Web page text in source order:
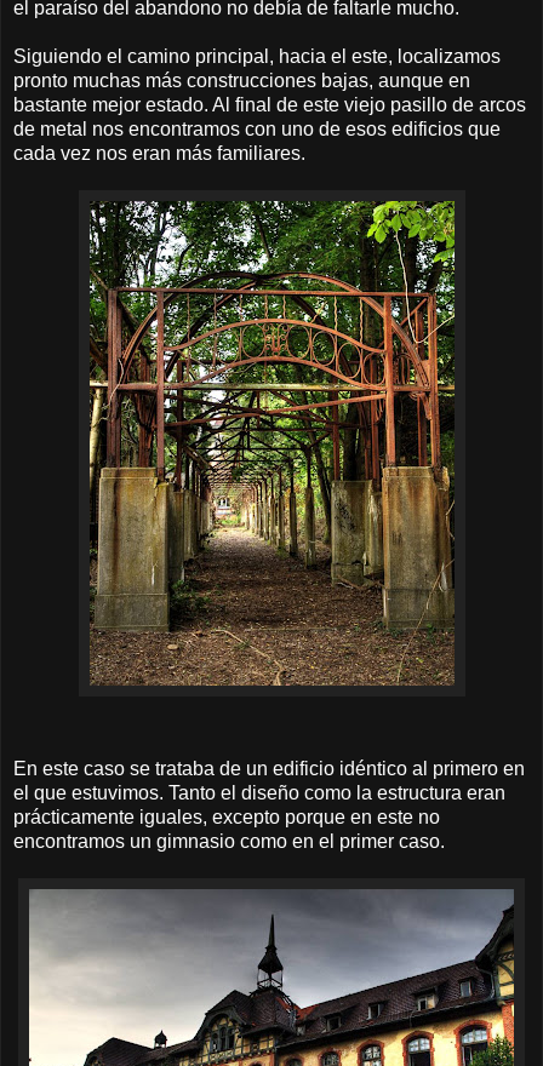
el paraíso del abandono no debía de faltarle mucho.
Siguiendo el camino principal, hacia el este, localizamos
pronto muchas más construcciones bajas, aunque en
bastante mejor estado. Al final de este viejo pasillo de arcos
de metal nos encontramos con uno de esos edificios que
cada vez nos eran más familiares.
En este caso se trataba de un edificio idéntico al primero en
el que estuvimos. Tanto el diseño como la estructura eran
prácticamente iguales, excepto porque en este no
encontramos un gimnasio como en el primer caso.